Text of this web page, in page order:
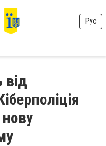
Рус
від